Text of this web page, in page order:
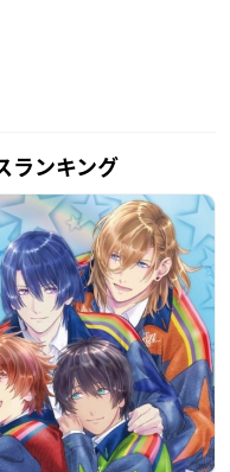
ランキング